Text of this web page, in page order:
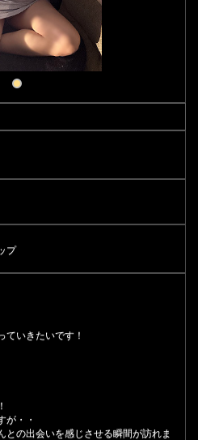
プ
ていきたいです！
が・・
との出会いを感じさせる瞬間が訪れま